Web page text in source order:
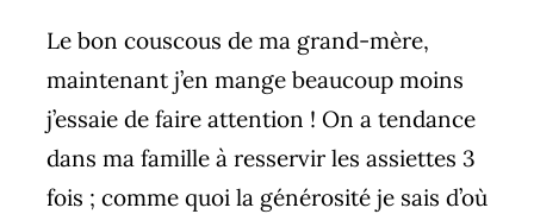
Le bon couscous de ma grand-mère,
maintenant j’en mange beaucoup moins
j’essaie de faire attention ! On a tendance
dans ma famille à resservir les assiettes 3
fois ; comme quoi la générosité je sais d’où